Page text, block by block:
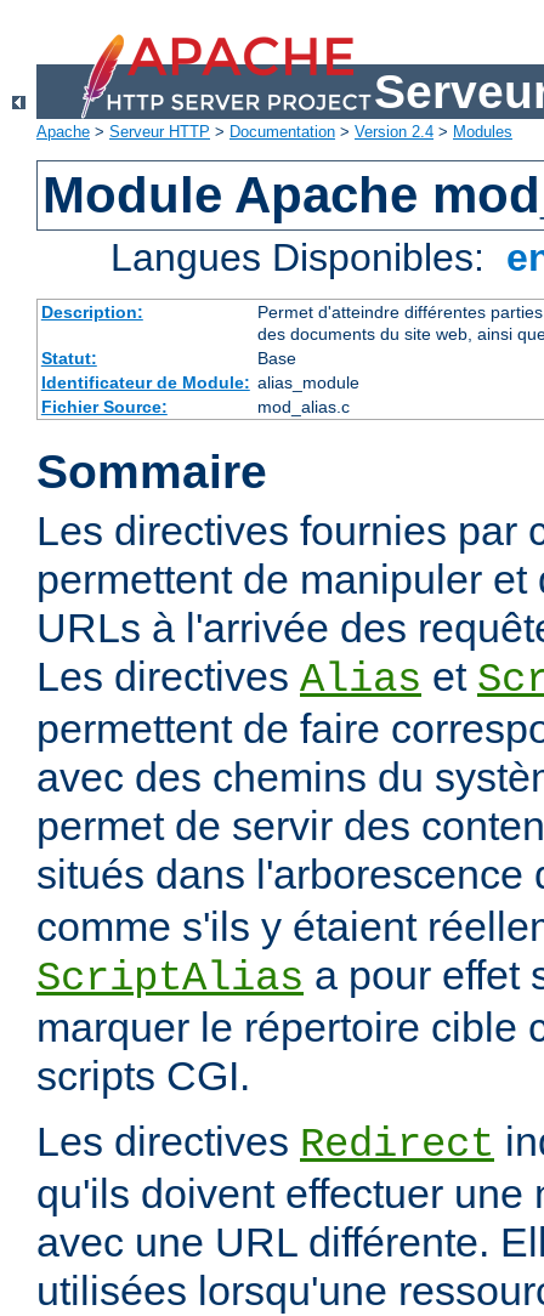
Apache > Serveur HTTP > Documentation > Version 2.4 > Modules
Module Apache
Langues Disponibles:
Description:
Permet d'atteindre différentes
des documents du site web, ainsi
Statut:
Base
Identificateur de Module: alias_module
Fichier Source:
mod_alias.c
Sommaire
Les directives fournies par
permettent de manipuler et
URLs à l'arrivée des
Les directives Alias et
permettent de faire
avec des chemins du
permet de servir des
situés dans l'arborescence
comme s'ils y étaient
ScriptAlias a pour effet
marquer le répertoire cible
scripts CGI.
Les directives Redirect
qu'ils doivent effectuer une
avec une URL différente.
utilisées lorsqu'une